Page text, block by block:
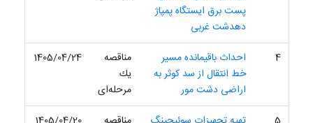
پست برق ایستگاه پمپاژ
دهدشت غربی
4
احداث باقیمانده مسیر
خط انتقال از سد کوثر به
اراضی دشت مور
مناقصه
یك
مرحله‌ای
1405/04/24